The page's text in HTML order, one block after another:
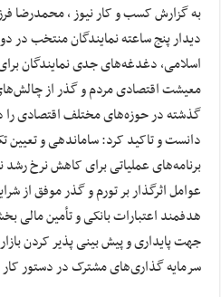
به گزارش کسب و کار نیوز ، محمدرضا
دیدار پنج ساعته نمایندگان منتخب در
اسلامی، دغدغه‌های جدی نمایندگان
معیشت اقتصادی مردم و گذر از
گذشته در حوزه‌های مختلف اقتصادی
دانست و تاکید کرد: ساماندهی و تعیین
برنامه‌های عملیاتی برای کاهش نرخ رشد
عوامل اثرگذار بر تورم و گذر موفق از
هدفمند اعتبارات بانکی و تأمین مالی
جهت پایداری و پیش بینی پذیر کردن
سرمایه گذاری‌های مشترک در دستور کار